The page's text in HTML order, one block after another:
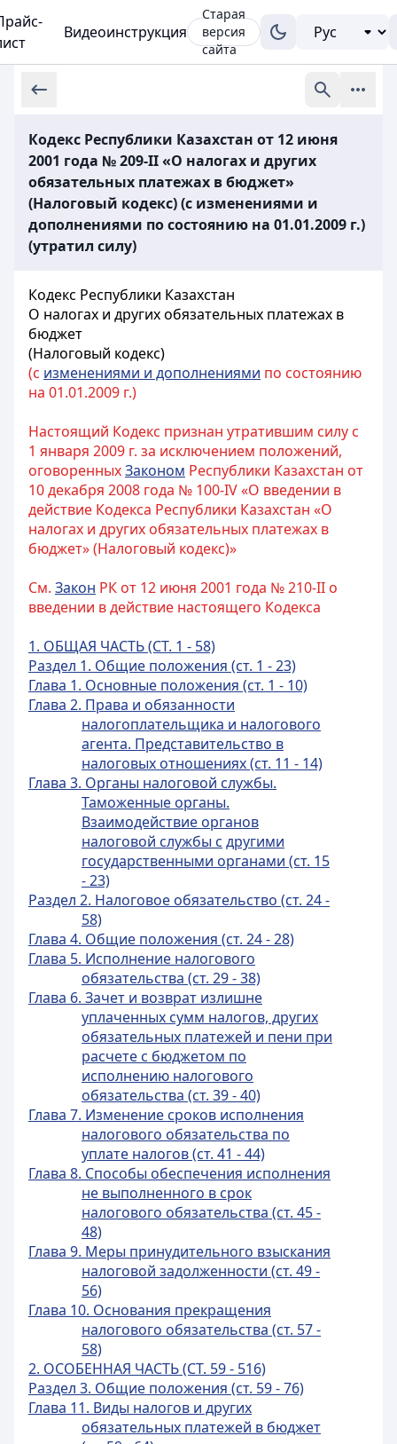
Видеоинструкция
Старая
версия
сайта
Кодекс Республики Казахстан от 12 июня
2001 года № 209-II «О налогах и других
обязательных платежах в бюджет»
(Налоговый кодекс) (с изменениями и
дополнениями по состоянию на 01.01.2009 г.)
(утратил силу)
Кодекс Республики Казахстан
О налогах и других обязательных платежах в
бюджет
(Налоговый кодекс)
(с изменениями и дополнениями по состоянию
на 01.01.2009 г.)
Настоящий Кодекс признан утратившим силу с
1 января 2009 г. за исключением положений,
оговоренныхЗаконом Республики Казахстан от
10 декабря 2008 года № 100-IV «О введении в
действие Кодекса Республики Казахстан «О
налогах и других обязательных платежах в
бюджет» (Налоговый кодекс)»
См. Закон РК от 12 июня 2001 года № 210-II о
введении в действие настоящего Кодекса
1. ОБЩАЯ ЧАСТЬ (СТ. 1 - 58)
Раздел 1. Общие положения (ст. 1 - 23)
Глава 1. Основные положения (ст. 1 - 10)
Глава 2. Права и обязанности
налогоплательщика и налогового
агента. Представительство в
налоговых отношениях (ст. 11 - 14)
Глава 3. Органы налоговой службы.
Таможенные органы.
Взаимодействие органов
налоговой службы с другими
государственными органами (ст. 15
- 23)
Раздел 2. Налоговое обязательство (ст. 24 -
58)
Глава 4. Общие положения (ст. 24 - 28)
Глава 5. Исполнение налогового
обязательства (ст. 29 - 38)
Глава 6. Зачет и возврат излишне
уплаченных сумм налогов, других
обязательных платежей и пени при
расчете с бюджетом по
исполнению налогового
обязательства (ст. 39 - 40)
Глава 7. Изменение сроков исполнения
налогового обязательства по
уплате налогов (ст. 41 - 44)
Глава 8. Способы обеспечения исполнения
не выполненного в срок
налогового обязательства (ст. 45 -
48)
Глава 9. Меры принудительного взыскания
налоговой задолженности (ст. 49 -
56)
Глава 10. Основания прекращения
налогового обязательства (ст. 57 -
58)
2. ОСОБЕННАЯ ЧАСТЬ (СТ. 59 - 516)
Раздел 3. Общие положения (ст. 59 - 76)
Глава 11. Виды налогов и других
обязательных платежей в бюджет